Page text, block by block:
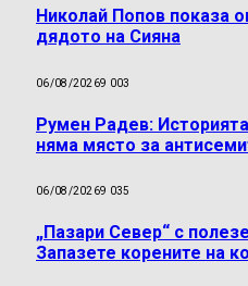
Николай Попов показа
дядото на Сияна
06/08/20269 003
Румен Радев:
няма място за
06/08/20269 035
„Пазари Север“ с
Запазете корените на